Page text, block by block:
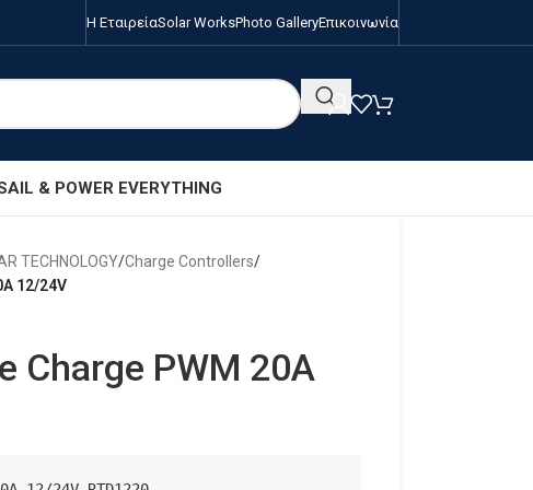
Η ΕταιρείαSolar WorksPhoto GalleryΕπικοινωνία
& POWER EVERYTHING
TECHNOLOGY/Charge Controllers/
12/24V
Charge PWM 20A